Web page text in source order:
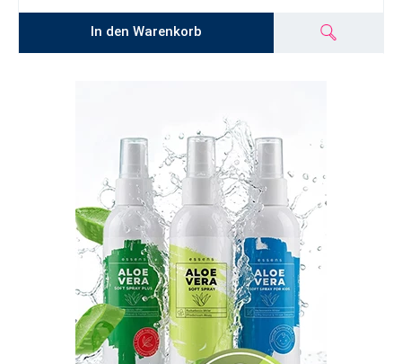
In den Warenkorb